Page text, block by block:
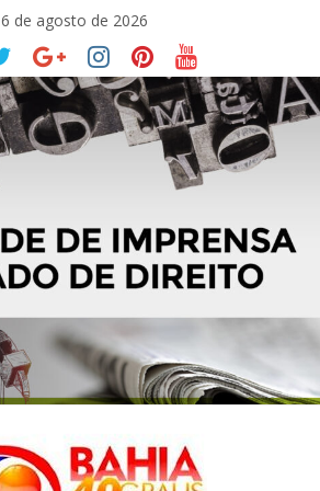
6 de agosto de 2026